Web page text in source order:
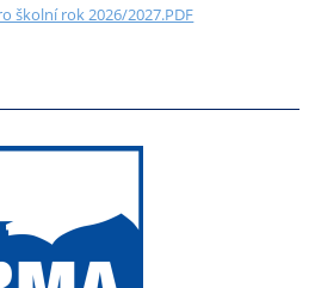
školní rok 2026/2027.PDF